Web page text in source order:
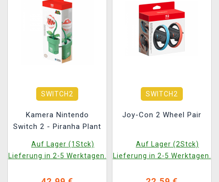
SWITCH2
Kamera Nintendo
Switch 2 - Piranha Plant
Auf Lager (1Stck)
Lieferung in 2-5 Werktagen.
SWITCH2
Joy-Con 2 Wheel Pair
Auf Lager (2Stck)
Lieferung in 2-5 Werktagen.